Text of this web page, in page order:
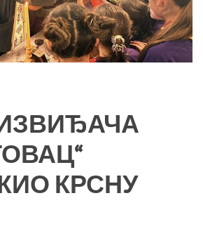
КРСНУ